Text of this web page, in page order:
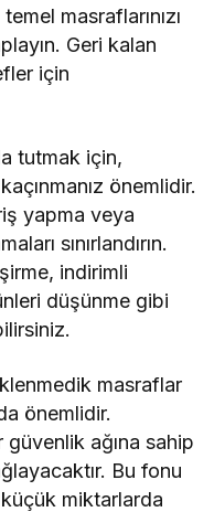
masraflarınızı
Geri kalan
için
tutmak için,
önemlidir.
yapma veya
sınırlandırın.
indirimli
düşünme gibi
masraflar
önemlidir.
ağına sahip
Bu fonu
miktarlarda